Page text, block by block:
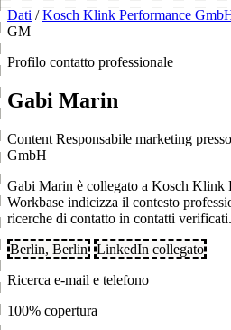
Dati / Kosch Klink Performance
GM
Profilo contatto professionale
Gabi Marin
Content Responsabile marketing
GmbH
Gabi Marin è collegato a Kosch Klink
Workbase indicizza il contesto
ricerche di contatto in contatti verificati.
Berlin, Berlin
LinkedIn collegato
Ricerca e-mail e telefono
100% copertura